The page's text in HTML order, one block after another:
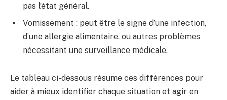
pas l’état général.
Vomissement : peut être le signe d’une infection,
d’une allergie alimentaire, ou autres problèmes
nécessitant une surveillance médicale.
Le tableau ci-dessous résume ces différences pour
aider à mieux identifier chaque situation et agir en